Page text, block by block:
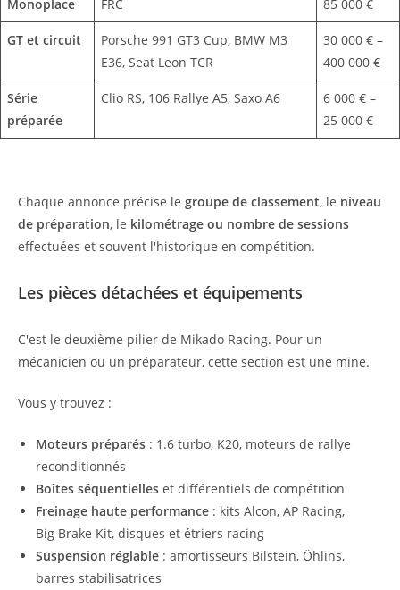
Monoplace FRC 85 000 €
GT et circuit
Porsche 991 GT3 Cup, BMW M3
E36, Seat Leon TCR
30 000 € –
400 000 €
Série
préparée
Clio RS, 106 Rallye A5, Saxo A6
6 000 € –
25 000 €
Chaque annonce précise le groupe de classement, le niveau
de préparation, le kilométrage ou nombre de sessions
effectuées et souvent l'historique en compétition.
Les pièces détachées et équipements
C'est le deuxième pilier de Mikado Racing. Pour un
mécanicien ou un préparateur, cette section est une mine.
Vous y trouvez :
Moteurs préparés : 1.6 turbo, K20, moteurs de rallye
reconditionnés
Boîtes séquentielles et différentiels de compétition
Freinage haute performance : kits Alcon, AP Racing,
Big Brake Kit, disques et étriers racing
Suspension réglable : amortisseurs Bilstein, Öhlins,
barres stabilisatrices